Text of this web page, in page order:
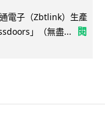
電子（Zbtlink）生產
」（無盡...
閱